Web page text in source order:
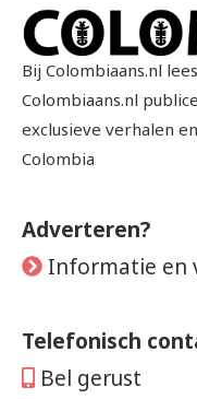
Bij Colombiaans.nl
Colombiaans.nl
exclusieve verhalen
Colombia
Adverteren?
Informatie en
Telefonisch
Bel gerust